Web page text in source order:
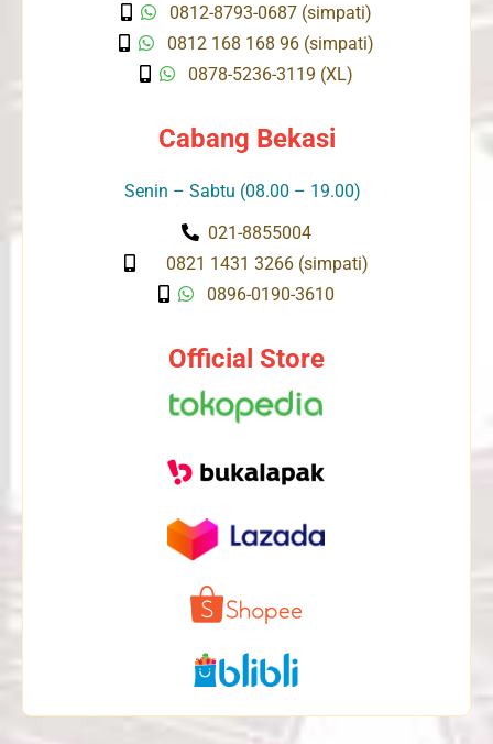
0812-8793-0687 (simpati)
0812 168 168 96 (simpati)
0878-5236-3119 (XL)
Cabang Bekasi
Senin – Sabtu (08.00 – 19.00)
021-8855004
0821 1431 3266 (simpati)
0896-0190-3610
Official Store